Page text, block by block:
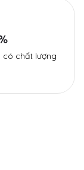
có chất lượng